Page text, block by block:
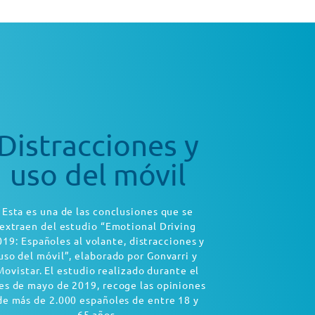
y
uso del móvil
Esta es una de las conclusiones que se
del estudio “Emotional Driving
Españoles al volante, distracciones y
del móvil”, elaborado por Gonvarri y
El estudio realizado durante el
de mayo de 2019, recoge las opiniones
más de 2.000 españoles de entre 18 y